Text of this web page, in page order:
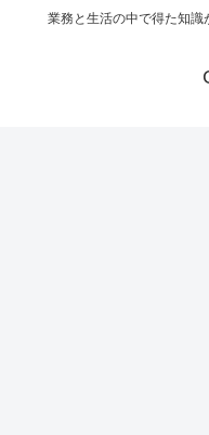
業務と生活の中で得た知